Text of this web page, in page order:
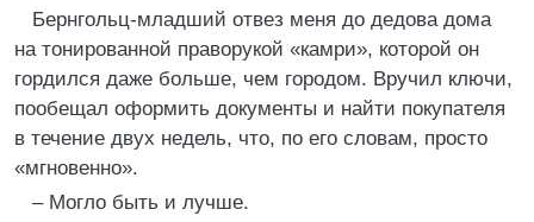
Бернгольц-младший отвез меня до дедова дома
на тонированной праворукой «камри», которой он
гордился даже больше, чем городом. Вручил ключи,
пообещал оформить документы и найти покупателя
в течение двух недель, что, по его словам, просто
«мгновенно».
– Могло быть и лучше.